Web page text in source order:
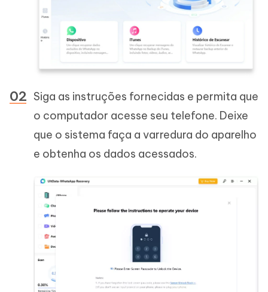
Siga as instruções fornecidas e permita que
o computador acesse seu telefone. Deixe
que o sistema faça a varredura do aparelho
e obtenha os dados acessados.